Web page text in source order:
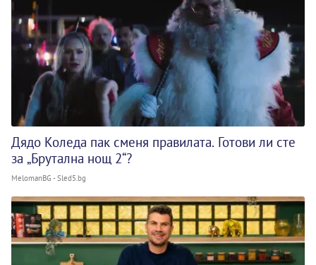
Дядо Коледа пак сменя правилата. Готови ли сте
за „Брутална нощ 2“?
MelomanBG - Sled5.bg